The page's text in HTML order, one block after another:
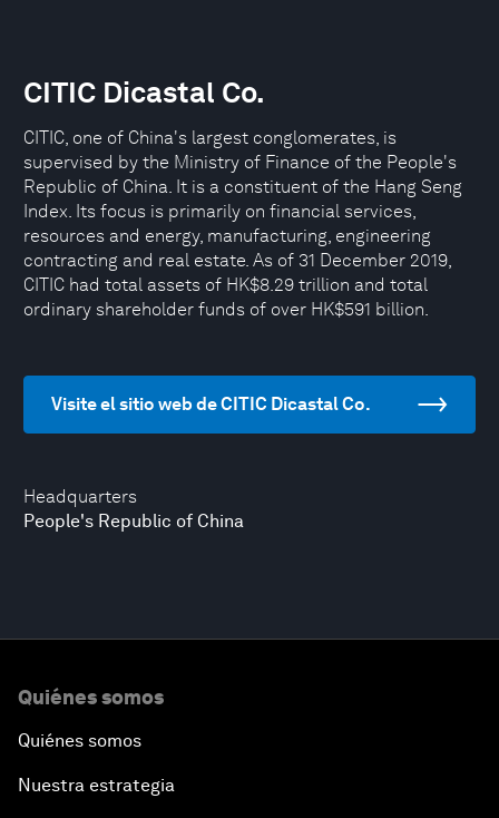
Headquarters
People's Republic of China
CITIC Dicastal Co.
CITIC, one of China's largest conglomerates, is
supervised by the Ministry of Finance of the People's
Republic of China. It is a constituent of the Hang Seng
Index. Its focus is primarily on financial services,
resources and energy, manufacturing, engineering
contracting and real estate. As of 31 December 2019,
CITIC had total assets of HK$8.29 trillion and total
ordinary shareholder funds of over HK$591 billion.
Visite el sitio web de CITIC Dicastal Co.
Quiénes somos
Quiénes somos
Nuestra estrategia